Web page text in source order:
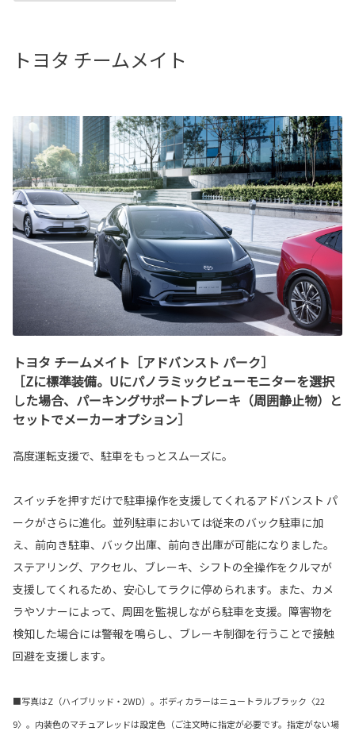
トヨタ チームメイト
トヨタ チームメイト［アドバンスト パーク］
［Zに標準装備。Uにパノラミックビューモニターを選択
した場合、パーキングサポートブレーキ（周囲静止物）と
セットでメーカーオプション］
高度運転支援で、駐車をもっとスムーズに。
スイッチを押すだけで駐車操作を支援してくれるアドバンスト パ
ークがさらに進化。並列駐車においては従来のバック駐車に加
え、前向き駐車、バック出庫、前向き出庫が可能になりました。
ステアリング、アクセル、ブレーキ、シフトの全操作をクルマが
支援してくれるため、安心してラクに停められます。また、カメ
ラやソナーによって、周囲を監視しながら駐車を支援。障害物を
検知した場合には警報を鳴らし、ブレーキ制御を行うことで接触
回避を支援します。
■写真はZ（ハイブリッド・2WD）。ボディカラーはニュートラルブラック〈22
9〉。内装色のマチュアレッドは設定色（ご注文時に指定が必要です。指定がない場